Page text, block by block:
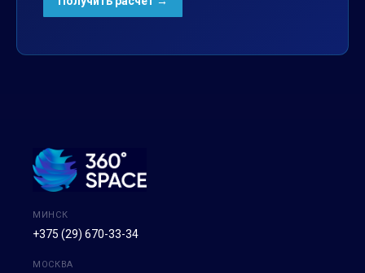
МИНСК
+375 (29) 670-33-34
МОСКВА